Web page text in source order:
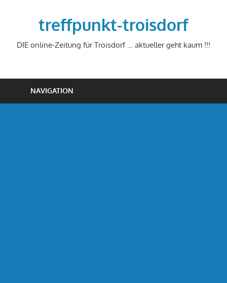
treffpunkt-troisdorf
DIE online-Zeitung für Troisdorf … aktueller geht kaum !!!
NAVIGATION